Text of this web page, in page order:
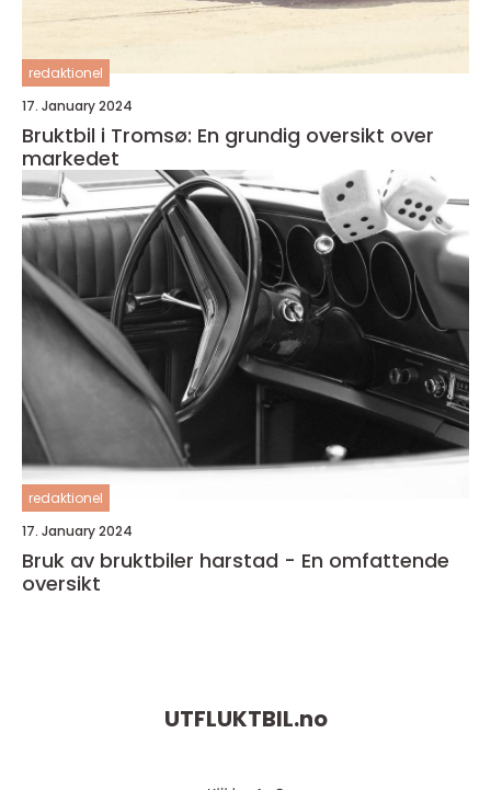
redaktionel
17. January 2024
Bruktbil i Tromsø: En grundig oversikt over
markedet
redaktionel
17. January 2024
Bruk av bruktbiler harstad - En omfattende
oversikt
UTFLUKTBIL.no